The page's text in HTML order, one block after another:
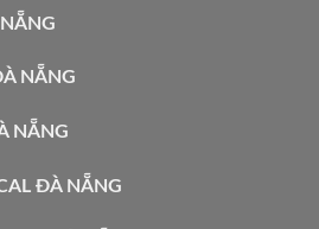
NẴNG
NẴNG
ĐÀ NẴNG